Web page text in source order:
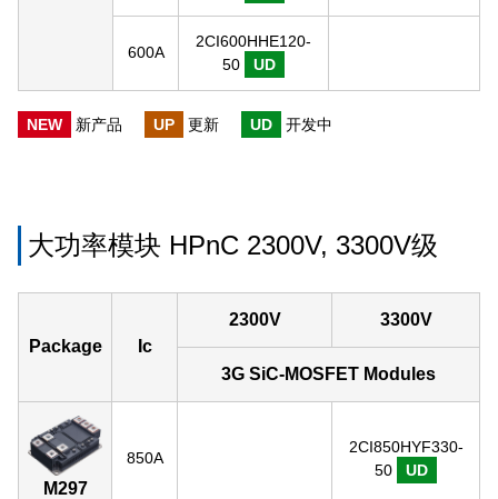
600A
2CI600HHE120-
50
UD
NEW 新产品 UP 更新 UD 开发中
大功率模块 HPnC 2300V, 3300V级
Package Ic
2300V 3300V
3G SiC-MOSFET Modules
M297
850A
2CI850HYF330-
50
UD